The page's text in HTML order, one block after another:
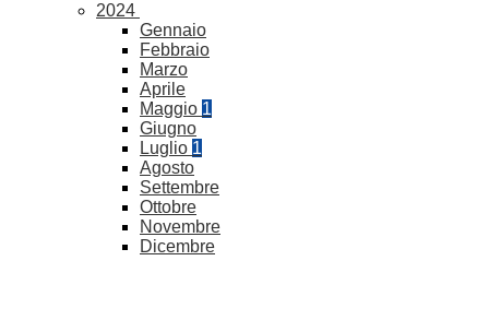
2024
Gennaio
Febbraio
Marzo
Aprile
Maggio 1
Giugno
Luglio 1
Agosto
Settembre
Ottobre
Novembre
Dicembre